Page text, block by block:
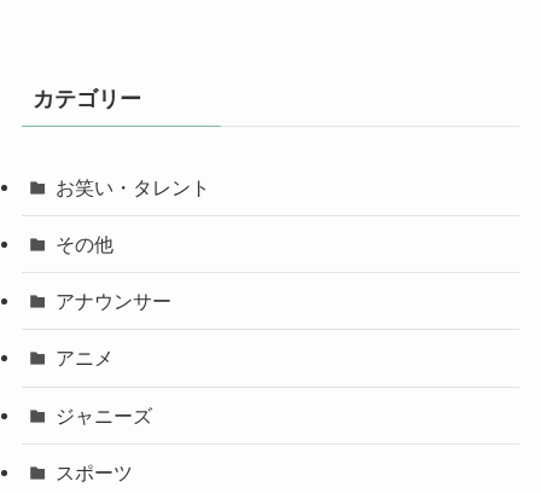
カテゴリー
お笑い・タレント
その他
アナウンサー
アニメ
ジャニーズ
スポーツ